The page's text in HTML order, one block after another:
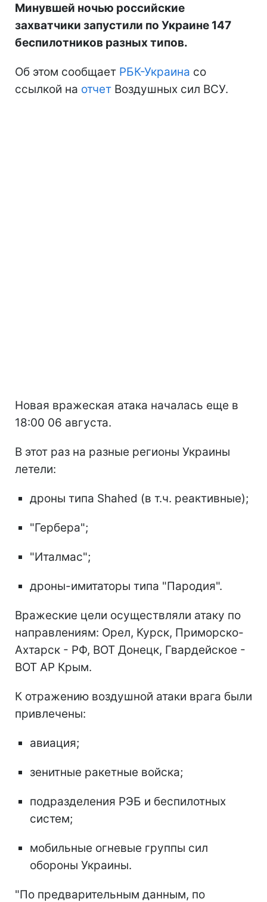
Минувшей ночью российские
захватчики запустили по Украине 147
беспилотников разных типов.
Об этом сообщает РБК-Украина со
ссылкой на отчет Воздушных сил ВСУ.
Новая вражеская атака началась еще в
18:00 06 августа.
В этот раз на разные регионы Украины
летели:
дроны типа Shahed (в т.ч. реактивные);
"Гербера";
"Италмас";
дроны-имитаторы типа "Пародия".
Вражеские цели осуществляли атаку по
направлениям: Орел, Курск, Приморско-
Ахтарск - РФ, ВОТ Донецк, Гвардейское -
ВОТ АР Крым.
К отражению воздушной атаки врага были
привлечены:
авиация;
зенитные ракетные войска;
подразделения РЭБ и беспилотных
систем;
мобильные огневые группы сил
обороны Украины.
"По предварительным данным, по